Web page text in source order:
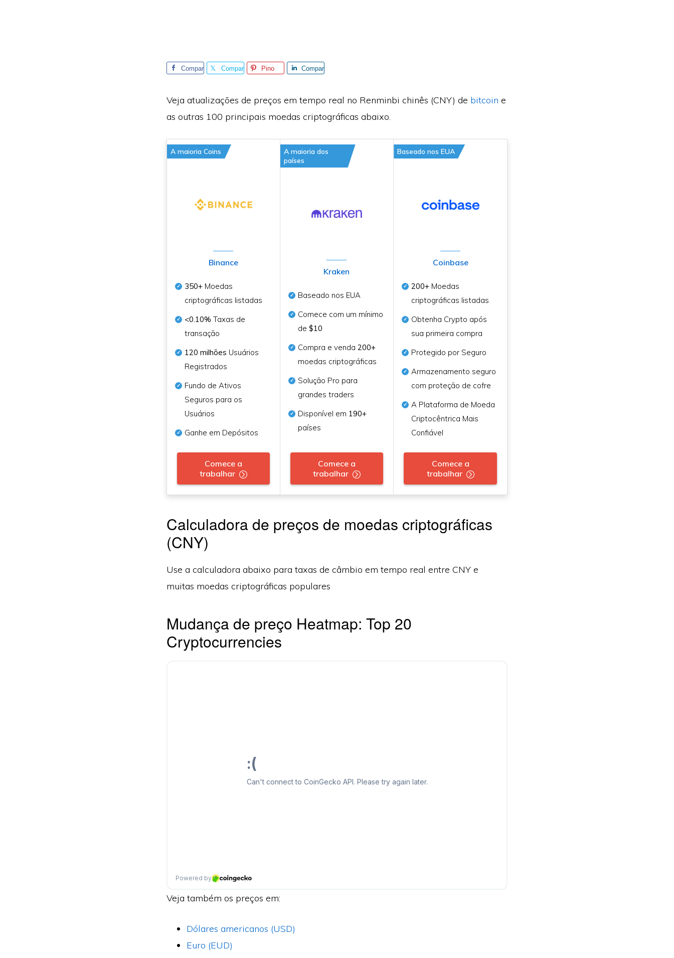
Compar
Compar
Pino
Compar
Veja atualizações de preços em tempo real no Renminbi chinês (CNY) de bitcoin e
as outras 100 principais moedas criptográficas abaixo.
A maioria Coins
Binance
350+ Moedas
criptográficas listadas
<0.10% Taxas de
transação
120 milhões Usuários
Registrados
Fundo de Ativos
Seguros para os
Usuários
Ganhe em Depósitos
Comece a
trabalhar
A maioria dos
países
Kraken
Baseado nos EUA
Comece com um mínimo
de $10
Compra e venda 200+
moedas criptográficas
Solução Pro para
grandes traders
Disponível em 190+
países
Comece a
trabalhar
Baseado nos EUA
Coinbase
200+ Moedas
criptográficas listadas
Obtenha Crypto após
sua primeira compra
Protegido por Seguro
Armazenamento seguro
com proteção de cofre
A Plataforma de Moeda
Criptocêntrica Mais
Confiável
Comece a
trabalhar
Calculadora de preços de moedas criptográficas
(CNY)
Use a calculadora abaixo para taxas de câmbio em tempo real entre CNY e
muitas moedas criptográficas populares
Mudança de preço Heatmap: Top 20
Cryptocurrencies
Veja também os preços em:
Dólares americanos (USD)
Euro (EUD)